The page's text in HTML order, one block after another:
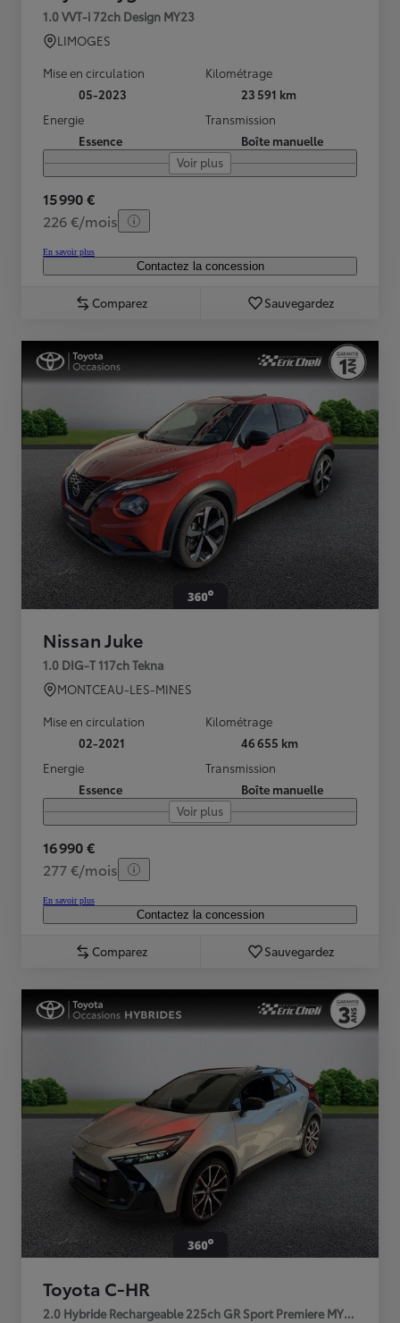
1.0 VVT-i 72ch Design MY23
LIMOGES
Mise en circulation
05-2023
Kilométrage
23 591 km
Energie
Essence
Transmission
Boîte manuelle
Voir plus
15 990 €
226 €/mois
En savoir plus
Contactez la concession
Comparez Sauvegardez
Nissan Juke
1.0 DIG-T 117ch Tekna
MONTCEAU-LES-MINES
Mise en circulation
02-2021
Kilométrage
46 655 km
Energie
Essence
Transmission
Boîte manuelle
Voir plus
16 990 €
277 €/mois
En savoir plus
Contactez la concession
Comparez Sauvegardez
Toyota C-HR
2.0 Hybride Rechargeable 225ch GR Sport Premiere MY25